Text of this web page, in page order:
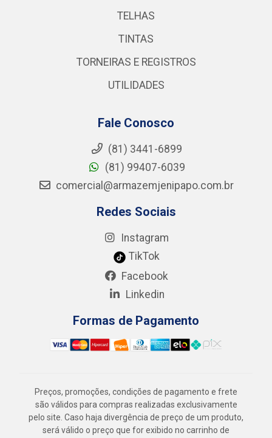
TELHAS
TINTAS
TORNEIRAS E REGISTROS
UTILIDADES
Fale Conosco
(81) 3441-6899
(81) 99407-6039
comercial@armazemjenipapo.com.br
Redes Sociais
Instagram
TikTok
Facebook
Linkedin
Formas de Pagamento
Preços, promoções, condições de pagamento e frete
são válidos para compras realizadas exclusivamente
pelo site. Caso haja divergência de preço de um produto,
será válido o preço que for exibido no carrinho de